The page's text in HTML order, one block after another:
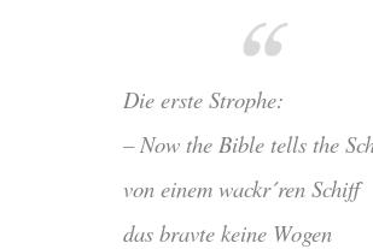
Die erste Strophe:
– Now the Bible tells the
von einem wackr´ren Schiff
das bravte keine Wogen